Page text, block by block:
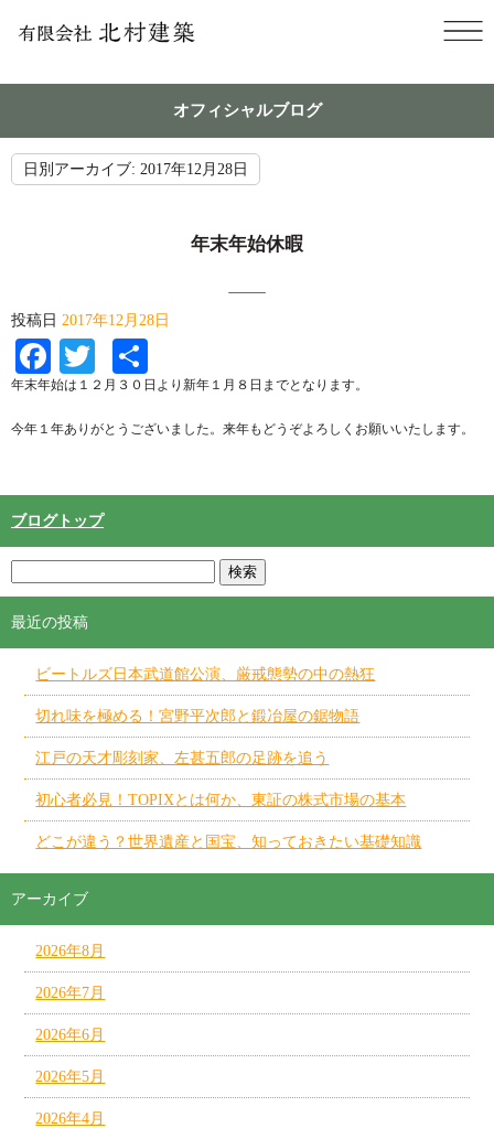
オフィシャルブログ
日別アーカイブ: 2017年12月28日
年末年始休暇
投稿日 2017年12月28日
Facebook
Twitter
有
年末年始は１２月３０日より新年１月８日までとなります。
今年１年ありがとうございました。来年もどうぞよろしくお願いいたします。
ブログトップ
最近の投稿
ビートルズ日本武道館公演、厳戒態勢の中の熱狂
切れ味を極める！宮野平次郎と鍛冶屋の鋸物語
江戸の天才彫刻家、左甚五郎の足跡を追う
初心者必見！TOPIXとは何か、東証の株式市場の基本
どこが違う？世界遺産と国宝、知っておきたい基礎知識
アーカイブ
2026年8月
2026年7月
2026年6月
2026年5月
2026年4月